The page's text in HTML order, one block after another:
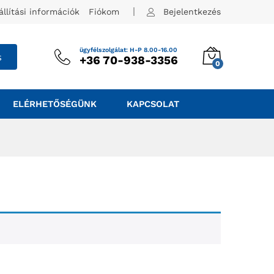
információk Fiókom Bejelentkezés
ügyfélszolgálat: H-P 8.00-16.00
+36 70-938-3356 0
ELÉRHETŐSÉGÜNK KAPCSOLAT